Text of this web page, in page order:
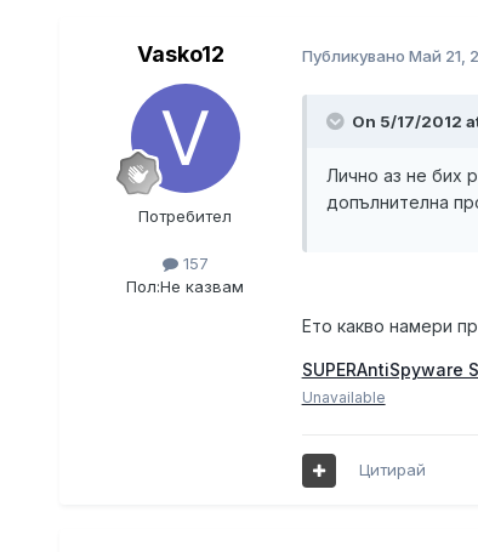
Vasko12
Потребител
157
Пол:Не казвам
Публикувано Май 21,
On 5/17/2012
Лично аз не бих
допълнителна
Ето какво намери
Unavailable
Цитирай